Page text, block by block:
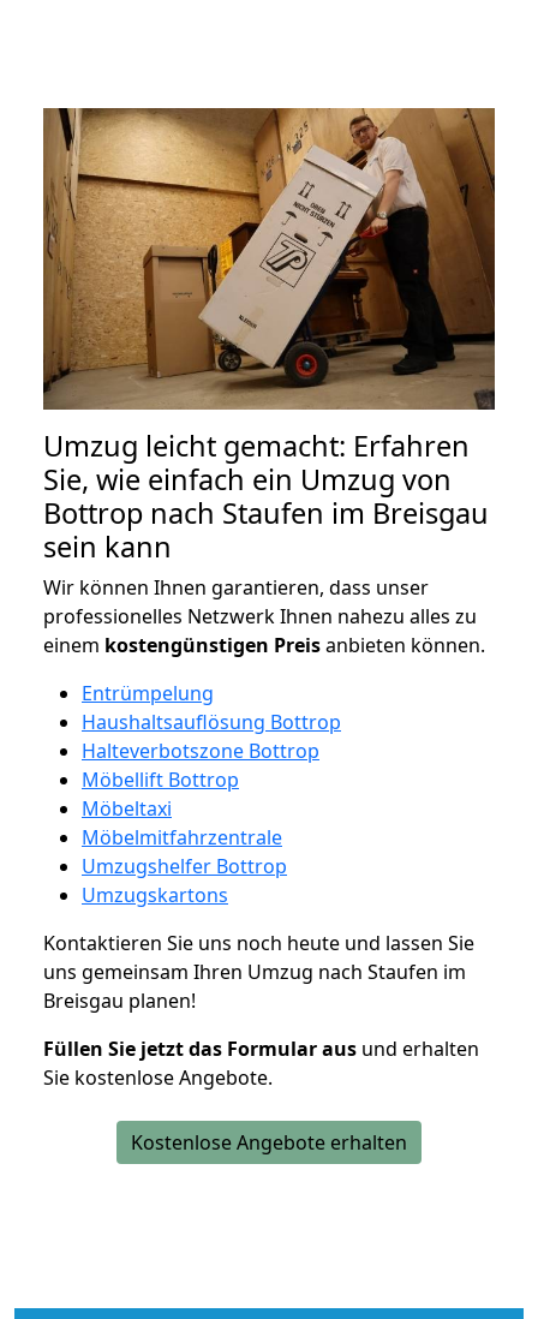
Umzug leicht gemacht: Erfahren
Sie, wie einfach ein Umzug von
Bottrop nach Staufen im Breisgau
sein kann
Wir können Ihnen garantieren, dass unser
professionelles Netzwerk Ihnen nahezu alles zu
einem kostengünstigen Preisanbieten können.
Entrümpelung
Haushaltsauflösung Bottrop
Halteverbotszone Bottrop
Möbellift Bottrop
Möbeltaxi
Möbelmitfahrzentrale
Umzugshelfer Bottrop
Umzugskartons
Kontaktieren Sie uns noch heute und lassen Sie
uns gemeinsam Ihren Umzug nach Staufen im
Breisgau planen!
Füllen Sie jetzt das Formular aus und erhalten
Sie kostenlose Angebote.
Kostenlose Angebote erhalten